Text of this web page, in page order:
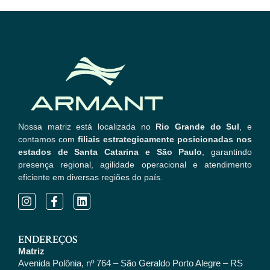
Nossa matriz está localizada no Rio Grande do Sul, e
contamos com filiais estrategicamente posicionadas nos
estados de Santa Catarina e São Paulo, garantindo
presença regional, agilidade operacional e atendimento
eficiente em diversas regiões do país.
ENDEREÇOS
Matriz
Avenida Polônia, nº 764 – São Geraldo Porto Alegre – RS